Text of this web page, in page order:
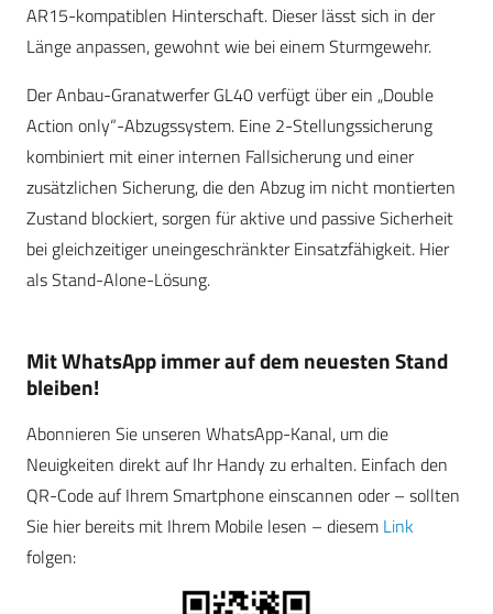
AR15-kompatiblen Hinterschaft. Dieser lässt sich in der
Länge anpassen, gewohnt wie bei einem Sturmgewehr.
Der Anbau-Granatwerfer GL40 verfügt über ein „Double
Action only“-Abzugssystem. Eine 2-Stellungssicherung
kombiniert mit einer internen Fallsicherung und einer
zusätzlichen Sicherung, die den Abzug im nicht montierten
Zustand blockiert, sorgen für aktive und passive Sicherheit
bei gleichzeitiger uneingeschränkter Einsatzfähigkeit. Hier
als Stand-Alone-Lösung.
Mit WhatsApp immer auf dem neuesten Stand
bleiben!
Abonnieren Sie unseren WhatsApp-Kanal, um die
Neuigkeiten direkt auf Ihr Handy zu erhalten. Einfach den
QR-Code auf Ihrem Smartphone einscannen oder – sollten
Sie hier bereits mit Ihrem Mobile lesen – diesem Link
folgen: